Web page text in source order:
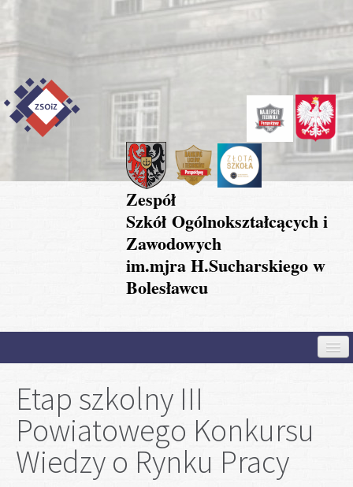
Zespół
Szkół Ogólnokształcących i
Zawodowych
im.mjra H.Sucharskiego w
Bolesławcu
Aktualności
Szkoła
Etap szkolny III
Powiatowego Konkursu
Wiedzy o Rynku Pracy